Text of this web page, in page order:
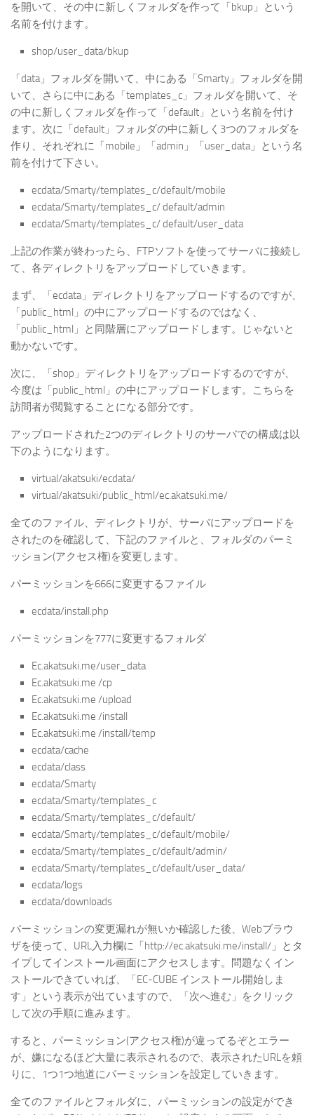
を開いて、その中に新しくフォルダを作って「bkup」という
名前を付けます。
shop/user_data/bkup
「data」フォルダを開いて、中にある「Smarty」フォルダを開
いて、さらに中にある「templates_c」フォルダを開いて、そ
の中に新しくフォルダを作って「default」という名前を付け
ます。次に「default」フォルダの中に新しく3つのフォルダを
作り、それぞれに「mobile」「admin」「user_data」という名
前を付けて下さい。
ecdata/Smarty/templates_c/default/mobile
ecdata/Smarty/templates_c/ default/admin
ecdata/Smarty/templates_c/ default/user_data
上記の作業が終わったら、FTPソフトを使ってサーバに接続し
て、各ディレクトリをアップロードしていきます。
まず、「ecdata」ディレクトリをアップロードするのですが、
「public_html」の中にアップロードするのではなく、
「public_html」と同階層にアップロードします。じゃないと
動かないです。
次に、「shop」ディレクトリをアップロードするのですが、
今度は「public_html」の中にアップロードします。こちらを
訪問者が閲覧することになる部分です。
アップロードされた2つのディレクトリのサーバでの構成は以
下のようになります。
virtual/akatsuki/ecdata/
virtual/akatsuki/public_html/ec.akatsuki.me/
全てのファイル、ディレクトリが、サーバにアップロードを
されたのを確認して、下記のファイルと、フォルダのパーミ
ッション(アクセス権)を変更します。
パーミッションを666に変更するファイル
ecdata/install.php
パーミッションを777に変更するフォルダ
Ec.akatsuki.me/user_data
Ec.akatsuki.me /cp
Ec.akatsuki.me /upload
Ec.akatsuki.me /install
Ec.akatsuki.me /install/temp
ecdata/cache
ecdata/class
ecdata/Smarty
ecdata/Smarty/templates_c
ecdata/Smarty/templates_c/default/
ecdata/Smarty/templates_c/default/mobile/
ecdata/Smarty/templates_c/default/admin/
ecdata/Smarty/templates_c/default/user_data/
ecdata/logs
ecdata/downloads
パーミッションの変更漏れが無いか確認した後、Webブラウ
ザを使って、URL入力欄に「http://ec.akatsuki.me/install/」とタ
イプしてインストール画面にアクセスします。問題なくイン
ストールできていれば、「EC-CUBE インストール開始しま
す」という表示が出ていますので、「次へ進む」をクリック
して次の手順に進みます。
すると、パーミッション(アクセス権)が違ってるぞとエラー
が、嫌になるほど大量に表示されるので、表示されたURLを頼
りに、1つ1つ地道にパーミッションを設定していきます。
全てのファイルとフォルダに、パーミッションの設定ができ